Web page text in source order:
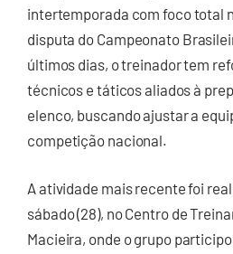
intertemporada com foco total
disputa do Campeonato
últimos dias, o treinador tem
técnicos e táticos aliados à
elenco, buscando ajustar a
competição nacional.
A atividade mais recente foi
sábado (28), no Centro de
Macieira, onde o grupo